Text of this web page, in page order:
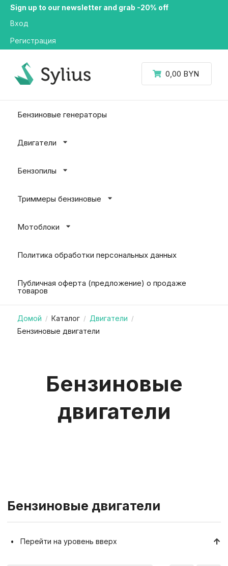
Sign up to our newsletter and grab -20% off
Вход
Регистрация
0,00 BYN
Бензиновые генераторы
Двигатели
Бензопилы
Триммеры бензиновые
Мотоблоки
Политика обработки персональных данных
Публичная оферта (предложение) о продаже
товаров
Домой / Каталог / Двигатели /
Бензиновые двигатели
Бензиновые
двигатели
Бензиновые двигатели
Перейти на уровень вверх